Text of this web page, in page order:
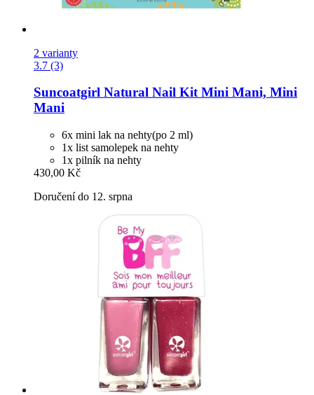
2 varianty
3.7 (3)
Suncoatgirl Natural Nail Kit Mini Mani, Mini
Mani
6x mini lak na nehty(po 2 ml)
1x list samolepek na nehty
1x pilník na nehty
430,00 Kč
Doručení do 12. srpna